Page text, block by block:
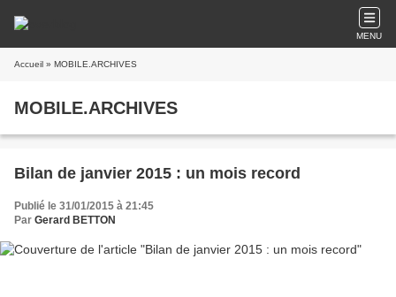
MENU
Accueil » MOBILE.ARCHIVES
MOBILE.ARCHIVES
Bilan de janvier 2015 : un mois record
Publié le 31/01/2015 à 21:45
Par Gerard BETTON